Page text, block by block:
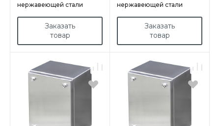
нержавеющей стали
Заказать
товар
нержавеющей стали
Заказать
товар